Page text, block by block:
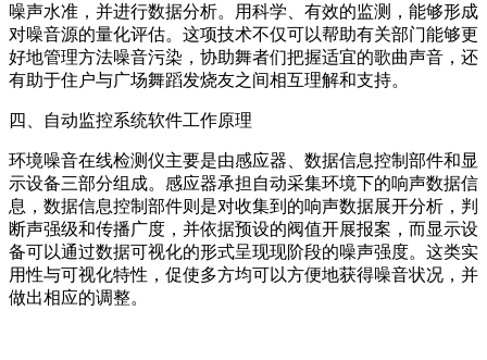
噪声水准，并进行数据分析。用科学、有效的监测，能够形成
对噪音源的量化评估。这项技术不仅可以帮助有关部门能够更
好地管理方法噪音污染，协助舞者们把握适宜的歌曲声音，还
有助于住户与广场舞蹈发烧友之间相互理解和支持。
四、自动监控系统软件工作原理
环境噪音在线检测仪主要是由感应器、数据信息控制部件和显
示设备三部分组成。感应器承担自动采集环境下的响声数据信
息，数据信息控制部件则是对收集到的响声数据展开分析，判
断声强级和传播广度，并依据预设的阀值开展报案，而显示设
备可以通过数据可视化的形式呈现现阶段的噪声强度。这类实
用性与可视化特性，促使多方均可以方便地获得噪音状况，并
做出相应的调整。